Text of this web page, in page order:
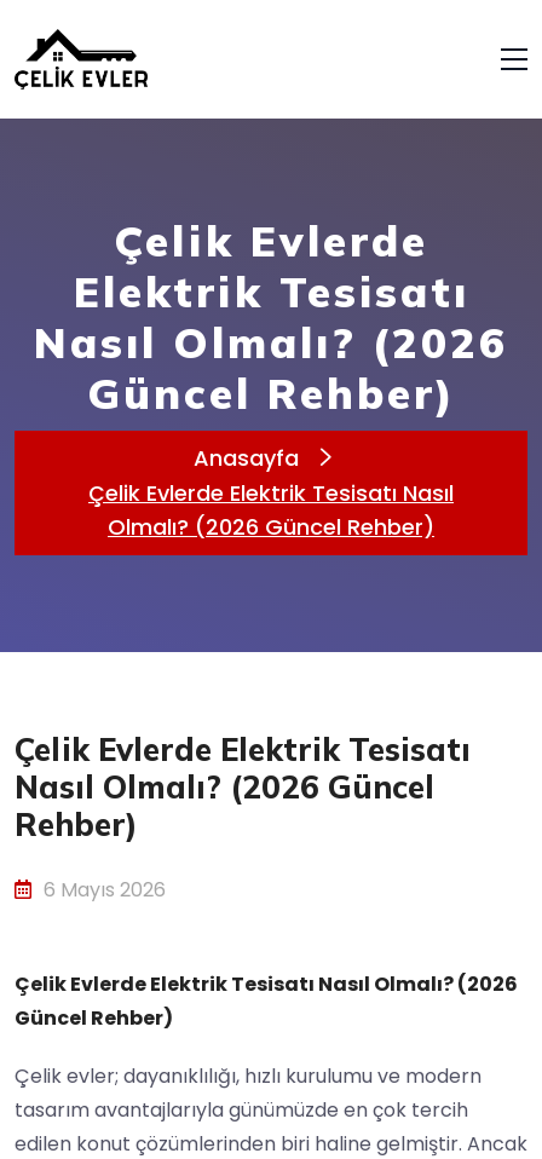
Çelik Evlerde
Elektrik Tesisatı
Nasıl Olmalı? (2026
Güncel Rehber)
Anasayfa
Çelik Evlerde Elektrik Tesisatı Nasıl
Olmalı? (2026 Güncel Rehber)
Çelik Evlerde Elektrik Tesisatı
Nasıl Olmalı? (2026 Güncel
Rehber)
6 Mayıs 2026
Çelik Evlerde Elektrik Tesisatı Nasıl Olmalı? (2026
Güncel Rehber)
Çelik evler; dayanıklılığı, hızlı kurulumu ve modern
tasarım avantajlarıyla günümüzde en çok tercih
edilen konut çözümlerinden biri haline gelmiştir. Ancak